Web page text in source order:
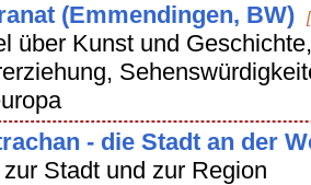
(Emmendingen, BW)
über Kunst und
- die Stadt an der
Stadt und zur Region